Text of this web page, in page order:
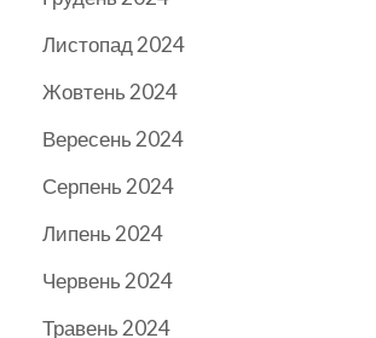
Листопад 2024
Жовтень 2024
Вересень 2024
Серпень 2024
Липень 2024
Червень 2024
Травень 2024